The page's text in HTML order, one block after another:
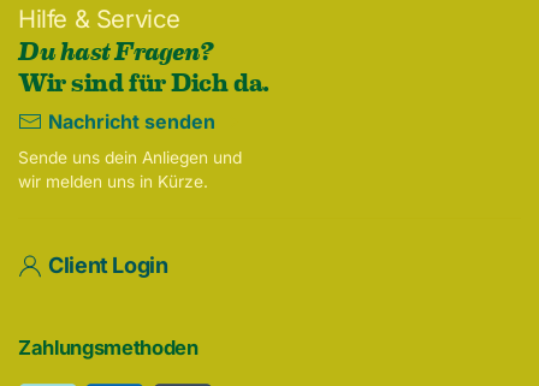
Hilfe & Service
Du hast Fragen?
Wir sind für Dich da.
Nachricht senden
Sende uns dein Anliegen und
wir melden uns in Kürze.
Client Login
Zahlungsmethoden